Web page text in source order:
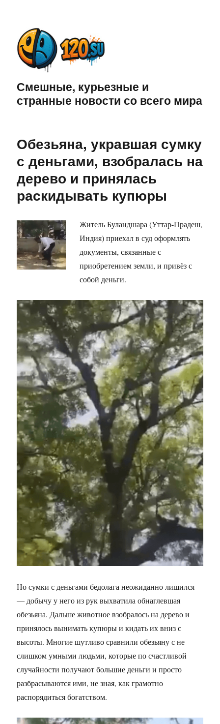
Смешные, курьезные и
странные новости со всего мира
Обезьяна, укравшая сумку
с деньгами, взобралась на
дерево и принялась
раскидывать купюры
Житель Буландшара (Уттар-Прадеш,
Индия) приехал в суд оформлять
документы, связанные с
приобретением земли, и привёз с
собой деньги.
Но сумки с деньгами бедолага неожиданно лишился
— добычу у него из рук выхватила обнаглевшая
обезьяна. Дальше животное взобралось на дерево и
принялось вынимать купюры и кидать их вниз с
высоты. Многие шутливо сравнили обезьяну с не
слишком умными людьми, которые по счастливой
случайности получают большие деньги и просто
разбрасываются ими, не зная, как грамотно
распорядиться богатством.